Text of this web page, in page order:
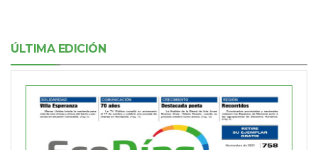
ÚLTIMA EDICIÓN